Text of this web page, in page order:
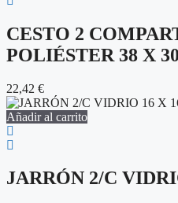
CESTO 2
POLIÉSTER 38 X
22,42 €
Añadir al carrito
JARRÓN 2/C